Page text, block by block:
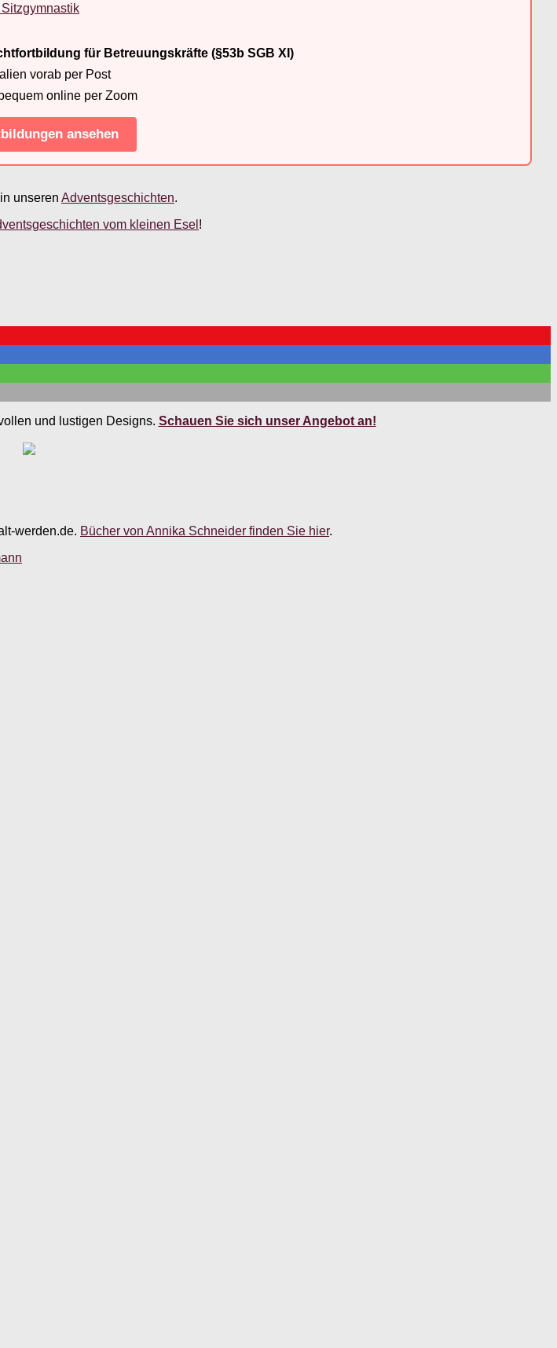
für Betreuungskräfte (§53b SGB XI)
vorab per Post
online per Zoom
ansehen
unseren Adventsgeschichten.
vom kleinen Esel !
und lustigen Designs. Schauen Sie sich unser Angebot an!
werden.de. Bücher von Annika Schneider finden Sie hier.